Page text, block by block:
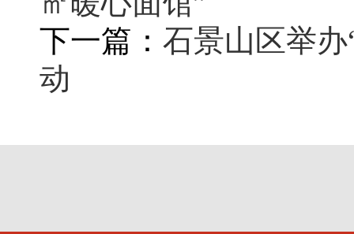
下一篇： 石景山区举
动